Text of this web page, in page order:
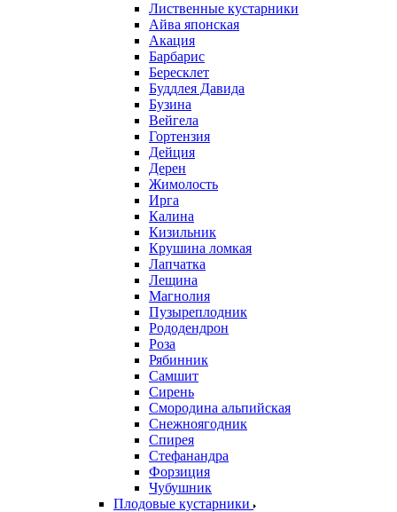
Лиственные кустарники
Айва японская
Акация
Барбарис
Бересклет
Буддлея Давида
Бузина
Вейгела
Гортензия
Дейция
Дерен
Жимолость
Ирга
Калина
Кизильник
Крушина ломкая
Лапчатка
Лещина
Магнолия
Пузыреплодник
Рододендрон
Роза
Рябинник
Самшит
Сирень
Смородина альпийская
Снежноягодник
Спирея
Стефанандра
Форзиция
Чубушник
Плодовые кустарники